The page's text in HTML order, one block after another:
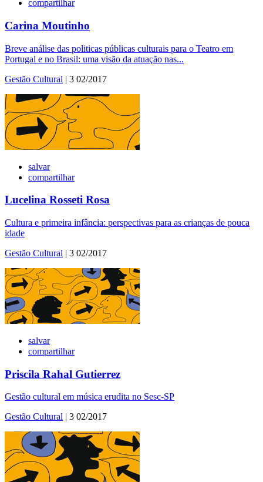
compartilhar
Carina Moutinho
Breve análise das politicas públicas culturais para o Teatro em
Portugal e no Brasil: uma visão da atuação nas...
Gestão Cultural | 3 02/2017
salvar
compartilhar
Lucelina Rosseti Rosa
Cultura e primeira infância: perspectivas para as crianças de pouca
idade
Gestão Cultural | 3 02/2017
salvar
compartilhar
Priscila Rahal Gutierrez
Gestão cultural em música erudita no Sesc-SP
Gestão Cultural | 3 02/2017